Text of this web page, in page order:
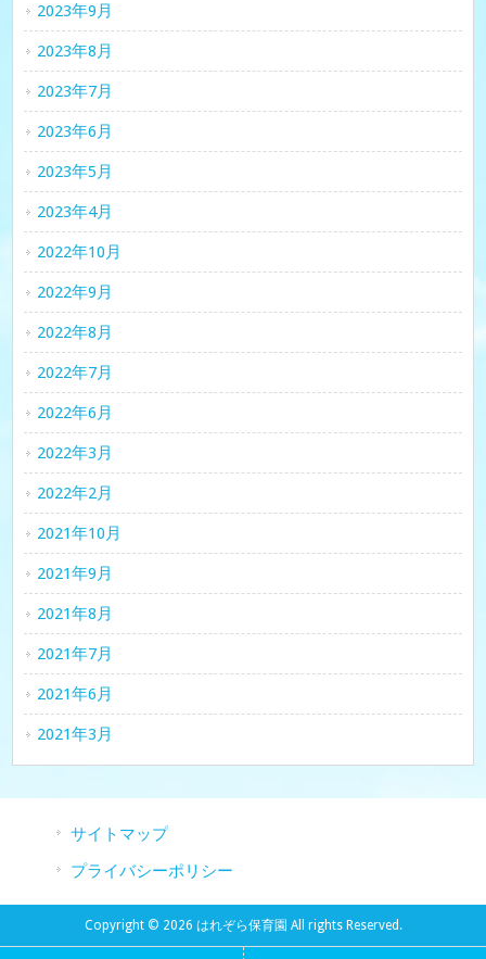
2023年9月
2023年8月
2023年7月
2023年6月
2023年5月
2023年4月
2022年10月
2022年9月
2022年8月
2022年7月
2022年6月
2022年3月
2022年2月
2021年10月
2021年9月
2021年8月
2021年7月
2021年6月
2021年3月
サイトマップ
プライバシーポリシー
Copyright © 2026 はれぞら保育園 All rights Reserved.